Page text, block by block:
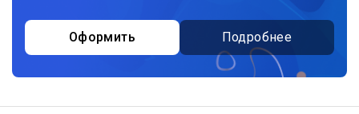
Оформить Подробнее